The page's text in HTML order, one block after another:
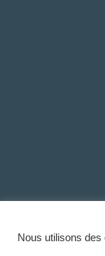
Nous utilisons